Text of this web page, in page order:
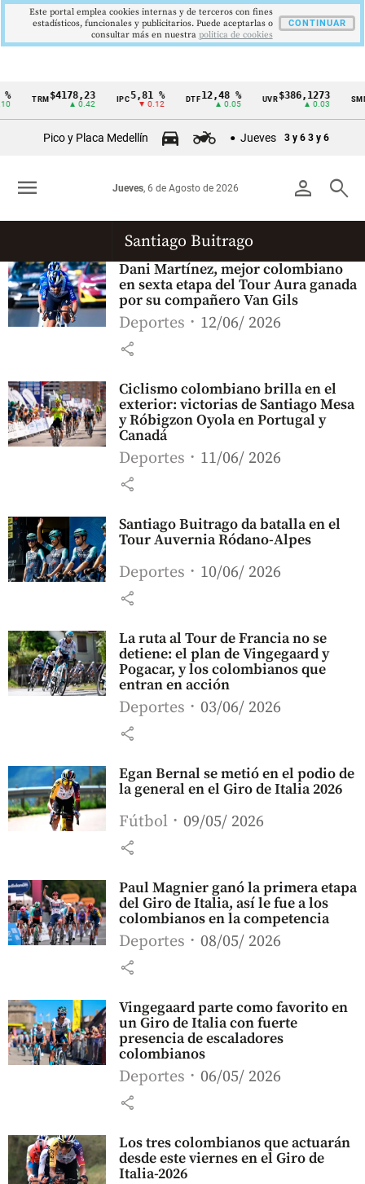
Cintillo
Colombia
TRM$4178,23
▲ 0.42
IPC5,81 %
▼ 0.12
DTF12,48 %
▲ 0.05
UVR$386,1273
▲ 0.03
Pico y Placa Medellín Jueves 3 y 6 3 y 6
person search
Jueves, 6 de Agosto de 2026
menu
Santiago Buitrago
Dani Martínez, mejor colombiano
en sexta etapa del Tour Aura ganada
por su compañero Van Gils
Deportes 12/06/ 2026
share
Ciclismo colombiano brilla en el
exterior: victorias de Santiago Mesa
y Róbigzon Oyola en Portugal y
Canadá
Deportes 11/06/ 2026
share
Santiago Buitrago da batalla en el
Tour Auvernia Ródano-Alpes
Deportes 10/06/ 2026
share
La ruta al Tour de Francia no se
detiene: el plan de Vingegaard y
Pogacar, y los colombianos que
entran en acción
Deportes 03/06/ 2026
share
Egan Bernal se metió en el podio de
la general en el Giro de Italia 2026
Fútbol 09/05/ 2026
share
Paul Magnier ganó la primera etapa
del Giro de Italia, así le fue a los
colombianos en la competencia
Deportes 08/05/ 2026
share
Vingegaard parte como favorito en
un Giro de Italia con fuerte
presencia de escaladores
colombianos
Deportes 06/05/ 2026
share
Los tres colombianos que actuarán
desde este viernes en el Giro de
Italia-2026
Este portal emplea cookies internas y de terceros con fines
estadísticos, funcionales y publicitarios. Puede aceptarlas o
consultar más en nuestra politica de cookies
CONTINUAR